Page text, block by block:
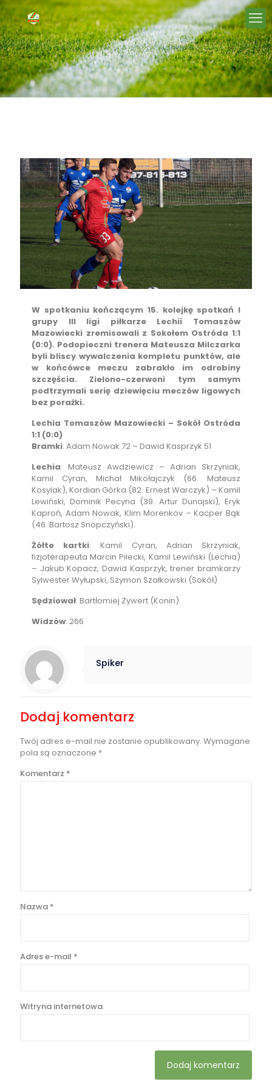
W spotkaniu kończącym 15. kolejkę spotkań I
grupy III ligi piłkarze Lechii Tomaszów
Mazowiecki zremisowali z Sokołem Ostróda 1:1
(0:0). Podopieczni trenera Mateusza Milczarka
byli bliscy wywalczenia kompletu punktów, ale
w końcówce meczu zabrakło im odrobiny
szczęścia. Zielono-czerwoni tym samym
podtrzymali serię dziewięciu meczów ligowych
bez porażki.
Lechia Tomaszów Mazowiecki – Sokół Ostróda
1:1 (0:0)
Bramki: Adam Nowak 72 – Dawid Kasprzyk 51
Lechia: Mateusz Awdziewicz – Adrian Skrzyniak,
Kamil Cyran, Michał Mikołajczyk (66. Mateusz
Kosylak), Kordian Górka (82. Ernest Warczyk) – Kamil
Lewiński, Dominik Pecyna (39. Artur Dunajski), Eryk
Kaproń, Adam Nowak, Klim Morenkov – Kacper Bąk
(46. Bartosz Snopczyński).
Żółte kartki: Kamil Cyran, Adrian Skrzyniak,
fizjoterapeuta Marcin Pilecki, Kamil Lewiński (Lechia)
– Jakub Kopacz, Dawid Kasprzyk, trener bramkarzy
Sylwester Wyłupski, Szymon Szałkowski (Sokół)
Sędziował: Bartłomiej Zywert (Konin)
Widzów: 266
Spiker
Dodaj komentarz
Twój adres e-mail nie zostanie opublikowany. Wymagane
pola są oznaczone *
Komentarz *
Nazwa *
Adres e-mail *
Witryna internetowa